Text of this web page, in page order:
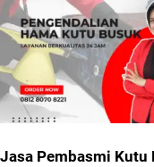
Jasa Pembasmi Kutu